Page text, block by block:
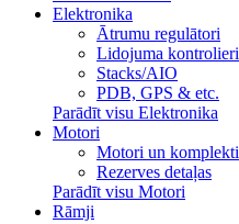
Elektronika
Ātrumu regulātori
Lidojuma kontrolieri
Stacks/AIO
PDB, GPS & etc.
Parādīt visu Elektronika
Motori
Motori un komplekti
Rezerves detaļas
Parādīt visu Motori
Rāmji